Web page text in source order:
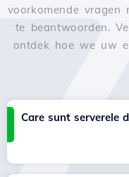
voorkomende
te beantwoorden.
ontdek hoe we uw
Care sunt serverele